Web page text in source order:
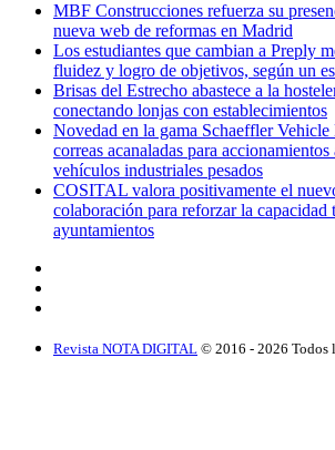
MBF Construcciones refuerza su
nueva web de reformas en Madrid
Los estudiantes que cambian a Preply
fluidez y logro de objetivos, según un
Brisas del Estrecho abastece a la
conectando lonjas con establecimientos
Novedad en la gama Schaeffler
correas acanaladas para
vehículos industriales pesados
COSITAL valora positivamente el
colaboración para reforzar la capacidad
ayuntamientos
Revista NOTA DIGITAL © 2016 - 2026 Todos